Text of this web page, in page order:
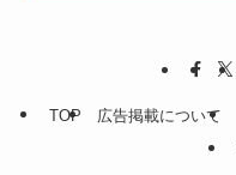
TOP 広告掲載について